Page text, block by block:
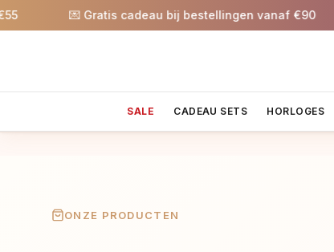
💌 Gratis cadeau bij bestellingen vanaf €90
SALE CADEAU SETS HORLOGES
ONZE PRODUCTEN